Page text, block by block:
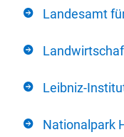
Landesamt
Leibniz-
Nationalpark